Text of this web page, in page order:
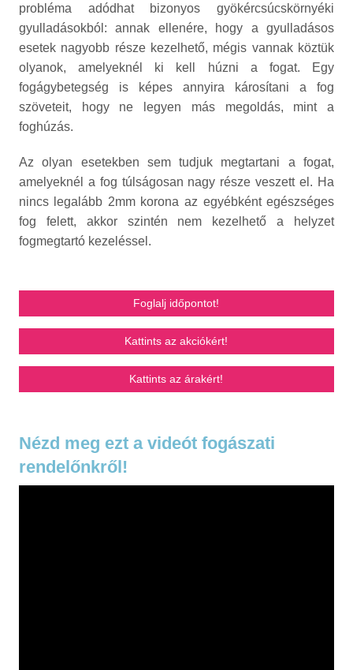
probléma adódhat bizonyos gyökércsúcskörnyéki
gyulladásokból: annak ellenére, hogy a gyulladásos
esetek nagyobb része kezelhető, mégis vannak köztük
olyanok, amelyeknél ki kell húzni a fogat. Egy
fogágybetegség is képes annyira károsítani a fog
szöveteit, hogy ne legyen más megoldás, mint a
foghúzás.
Az olyan esetekben sem tudjuk megtartani a fogat,
amelyeknél a fog túlságosan nagy része veszett el. Ha
nincs legalább 2mm korona az egyébként egészséges
fog felett, akkor szintén nem kezelhető a helyzet
fogmegtartó kezeléssel.
Foglalj időpontot!
Kattints az akciókért!
Kattints az árakért!
Nézd meg ezt a videót fogászati
rendelőnkről!